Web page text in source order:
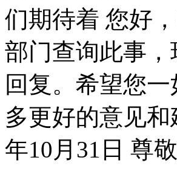
们期待着 您好
部门查询此事
回复。希望您
多更好的意见
年10月31日 尊